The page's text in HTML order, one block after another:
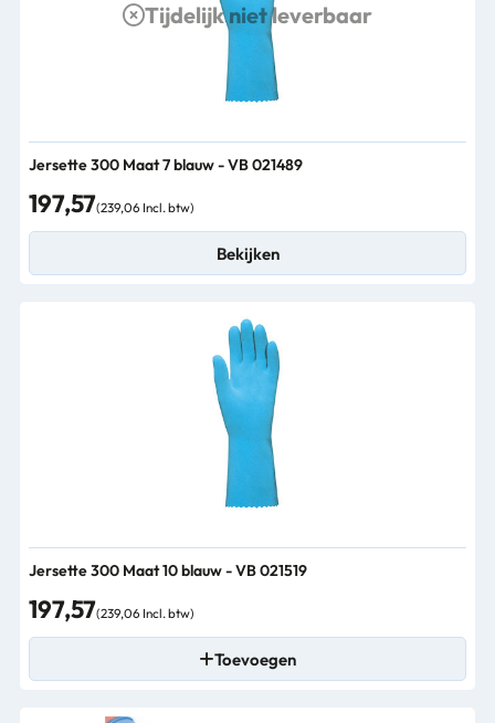
Tijdelijk niet leverbaar
Jersette 300 Maat 7 blauw - VB 021489
197,57(239,06 Incl. btw)
Bekijken
Jersette 300 Maat 10 blauw - VB 021519
197,57(239,06 Incl. btw)
Toevoegen